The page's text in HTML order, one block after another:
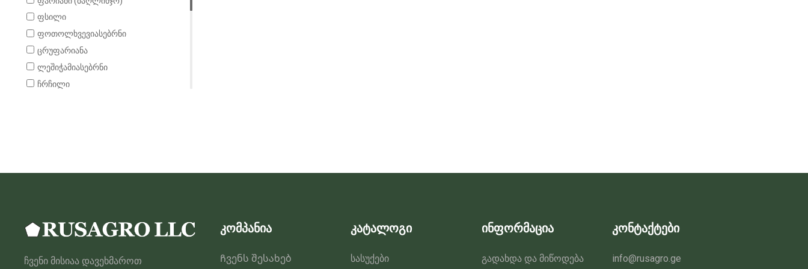
იონჯა
ხორბალი
ჭარხალი
ვაშლი
ქერი
ფსილი
ფოთოლხვევიასებრნი
ცრუფარიანა
ლეშიჭამიასებრნი
ჩრჩილი
ჩვენი მისიაა დავეხმაროთ
კომპანია
Ჩვენს შესახებ
კატალოგი
სასუქები
ინფორმაცია
გადახდა და მიწოდება
კონტაქტები
info@rusagro.ge